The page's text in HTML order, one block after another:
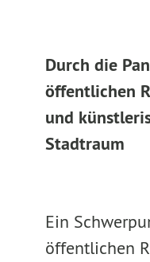
Durch die
öffentlichen
und
Stadtraum
Ein
öffentlichen